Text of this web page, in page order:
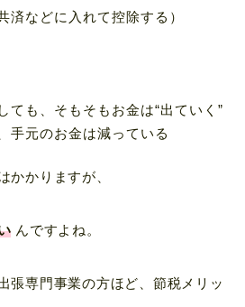
共済などに入れて控除する）
ても、そもそもお金は“出ていく”
手元のお金は減っている
かかりますが、
んですよね。
張専門事業の方ほど、節税メリッ